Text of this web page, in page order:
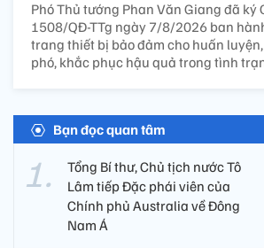
Phó Thủ tướng Phan Văn Giang đã ký
1508/QĐ-TTg ngày 7/8/2026 ban
trang thiết bị bảo đảm cho huấn
phó, khắc phục hậu quả trong tình
Bạn đọc quan tâm
Tổng Bí thư, Chủ tịch nước Tô
Lâm tiếp Đặc phái viên của
Chính phủ Australia về Đông
Nam Á